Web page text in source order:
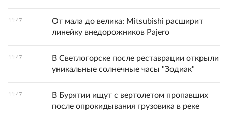
11:47
От мала до велика: Mitsubishi расширит
линейку внедорожников Pajero
11:47
В Светлогорске после реставрации открыли
уникальные солнечные часы "Зодиак"
11:47
В Бурятии ищут с вертолетом пропавших
после опрокидывания грузовика в реке